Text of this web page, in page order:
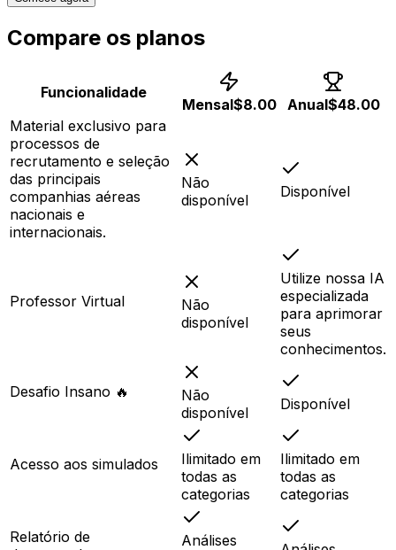
Compare os planos
Funcionalidade
Mensal$8.00 Anual$48.00
Material exclusivo para
processos de
recrutamento e seleção
das principais
companhias aéreas
nacionais e
internacionais.
Não
disponível
Disponível
Professor Virtual
Não
disponível
Utilize nossa IA
especializada
para aprimorar
seus
conhecimentos.
Desafio Insano 🔥
Não
disponível
Disponível
Acesso aos simulados
Ilimitado em
todas as
categorias
Ilimitado em
todas as
categorias
Relatório de
Análises